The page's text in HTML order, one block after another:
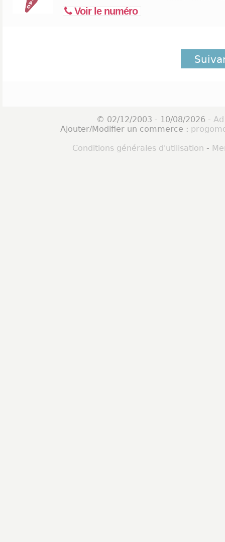
Voir le numéro
© 02/12/2003 - 10/08/2026 -
Ajouter/Modifier un commerce :
Conditions générales d'utilisation -